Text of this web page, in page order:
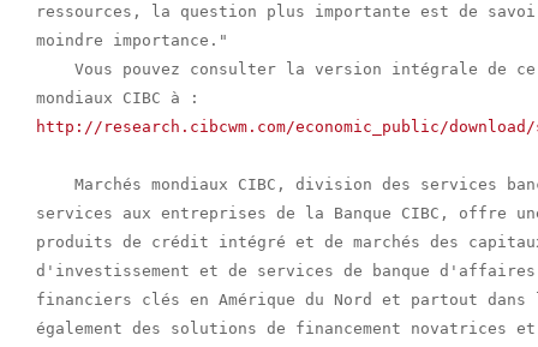
ressources, la question plus importante est de
moindre importance."
Vous pouvez consulter la version intégrale de
http://research.cibcwm.com/economic_public/
Marchés mondiaux CIBC, division des services
services aux entreprises de la Banque CIBC, offre une
produits de crédit intégré et de marchés des
d'investissement et de services de banque
financiers clés en Amérique du Nord et partout dans
également des solutions de financement novatrices